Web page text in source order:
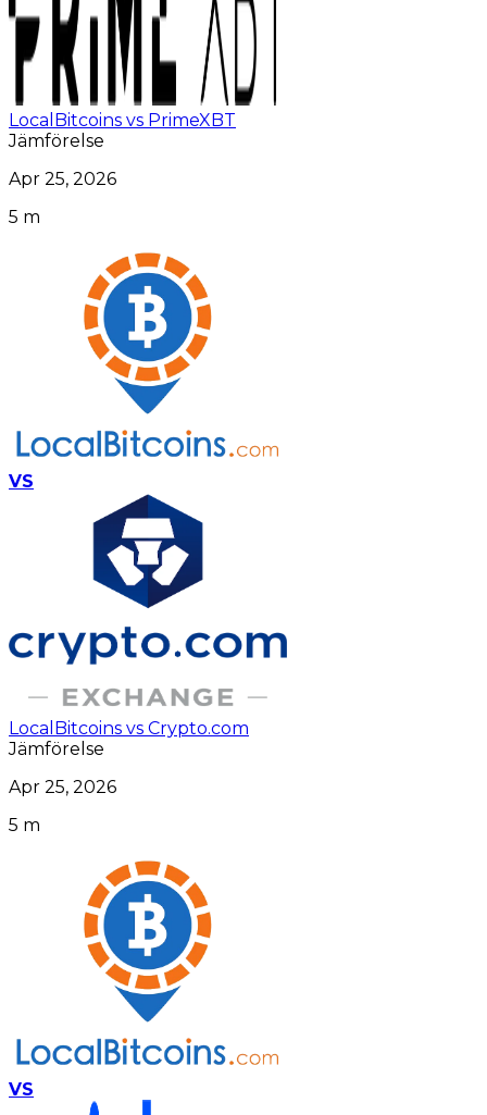
LocalBitcoins vs PrimeXBT
Jämförelse
Apr 25, 2026
5 m
VS
LocalBitcoins vs Crypto.com
Jämförelse
Apr 25, 2026
5 m
VS